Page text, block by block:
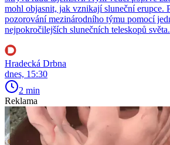
mohl objasnit, jak vznikají sluneční erupce.
pozorování mezinárodního týmu pomocí
nejpokročilejších slunečních teleskopů světa.
Hradecká Drbna
dnes, 15:30
2 min
Reklama